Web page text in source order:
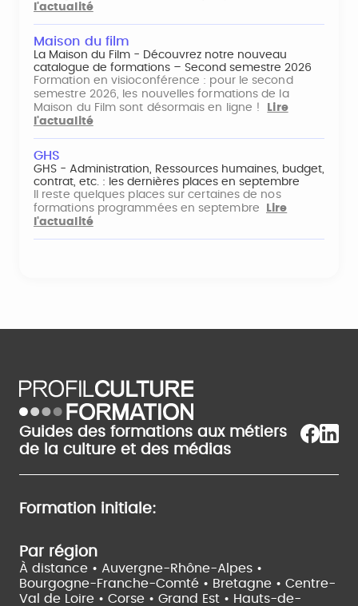
l'actualité
Maison du film
La Maison du Film - Découvrez notre nouveau
catalogue de formations – Second semestre 2026
Formation en visioconférence : pour le second
semestre 2026, les nouvelles formations de la
Maison du Film sont désormais en ligne !
Lire
l'actualité
GHS
GHS - Administration, Ressources humaines, budget,
contrat, etc. : les dernières places en septembre
Il reste quelques places sur certaines de nos
formations programmées en septembre
Lire
l'actualité
Guides des formations aux métiers
de la culture et des médias
Formation initiale:
Par région
À distance • Auvergne-Rhône-Alpes •
Bourgogne-Franche-Comté • Bretagne • Centre-
Val de Loire • Corse • Grand Est • Hauts-de-